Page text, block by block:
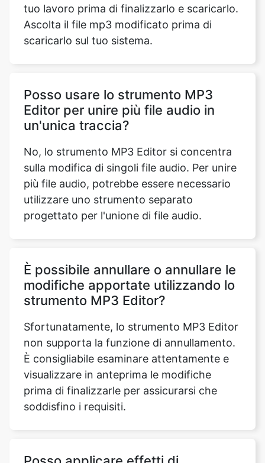
Posso usare lo strumento MP3
No, lo strumento MP3 Editor si concentra
sulla modifica di singoli file audio. Per unire
più file audio, potrebbe essere necessario
utilizzare uno strumento separato
progettato per l'unione di file audio.
È possibile annullare o annullare le
Sfortunatamente, lo strumento MP3 Editor
non supporta la funzione di annullamento.
È consigliabile esaminare attentamente e
visualizzare in anteprima le modifiche
prima di finalizzarle per assicurarsi che
soddisfino i requisiti.
Posso applicare effetti di
questo strumento?